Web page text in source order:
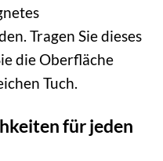
Tragen Sie dieses
die Oberfläche
Tuch.
für jeden